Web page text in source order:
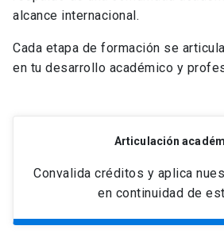
alcance internacional.
Cada etapa de formación se
en tu desarrollo académico y
Articulación
Convalida créditos y aplica
en continuidad de